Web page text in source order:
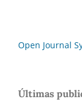
Open Journal
Últimas